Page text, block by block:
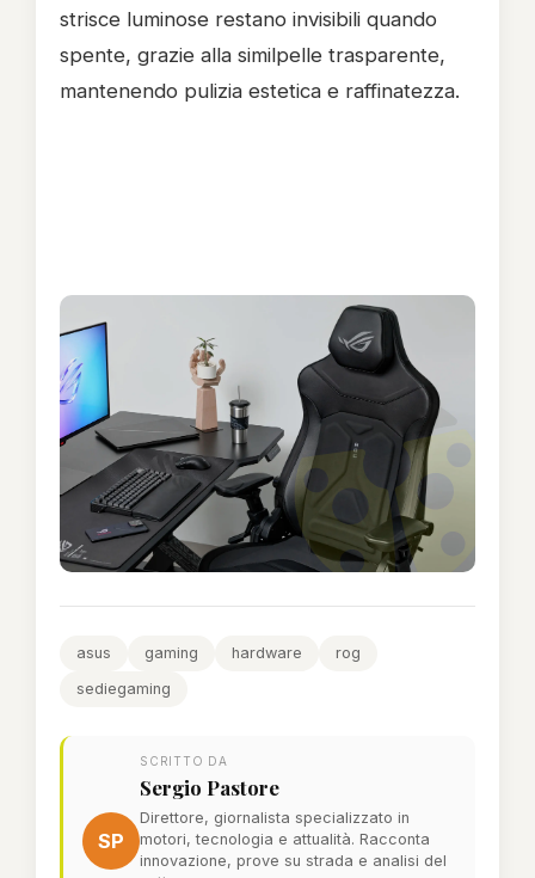
strisce luminose restano invisibili quando
spente, grazie alla similpelle trasparente,
mantenendo pulizia estetica e raffinatezza.
asus gaming hardware
rog
sediegaming
SP
SCRITTO DA
Sergio Pastore
Direttore, giornalista specializzato in
motori, tecnologia e attualità. Racconta
innovazione, prove su strada e analisi del